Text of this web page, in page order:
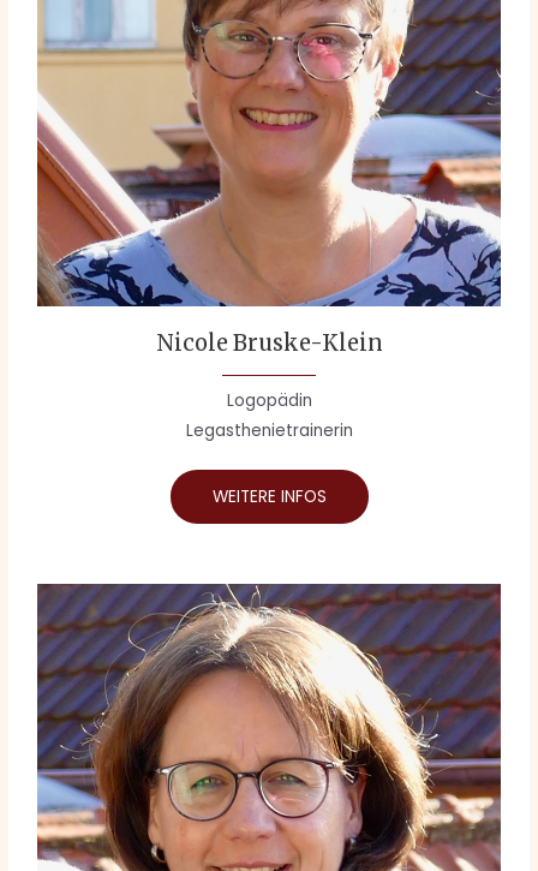
Nicole Bruske-Klein
Logopädin
Legasthenietrainerin
WEITERE INFOS